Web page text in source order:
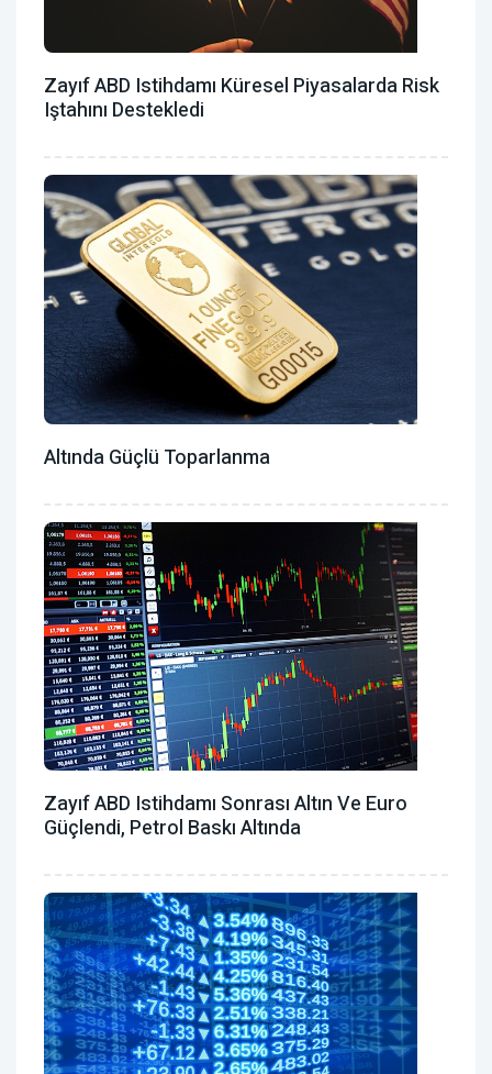
Zayıf ABD Istihdamı Küresel Piyasalarda Risk
Iştahını Destekledi
Altında Güçlü Toparlanma
Zayıf ABD Istihdamı Sonrası Altın Ve Euro
Güçlendi, Petrol Baskı Altında